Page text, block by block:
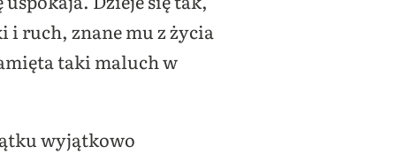
i ruch, znane mu z życia
taki maluch w
wyjątkowo